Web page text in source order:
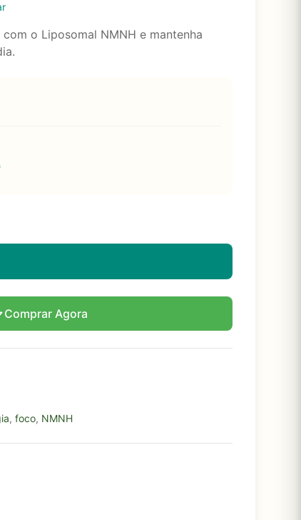
o Liposomal NMNH e mantenha
Comprar Agora
, foco, NMNH